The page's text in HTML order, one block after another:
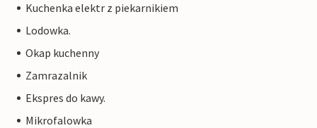
Kuchenka elektr z piekarnikiem
Lodowka.
Okap kuchenny
Zamrazalnik
Ekspres do kawy.
Mikrofalowka